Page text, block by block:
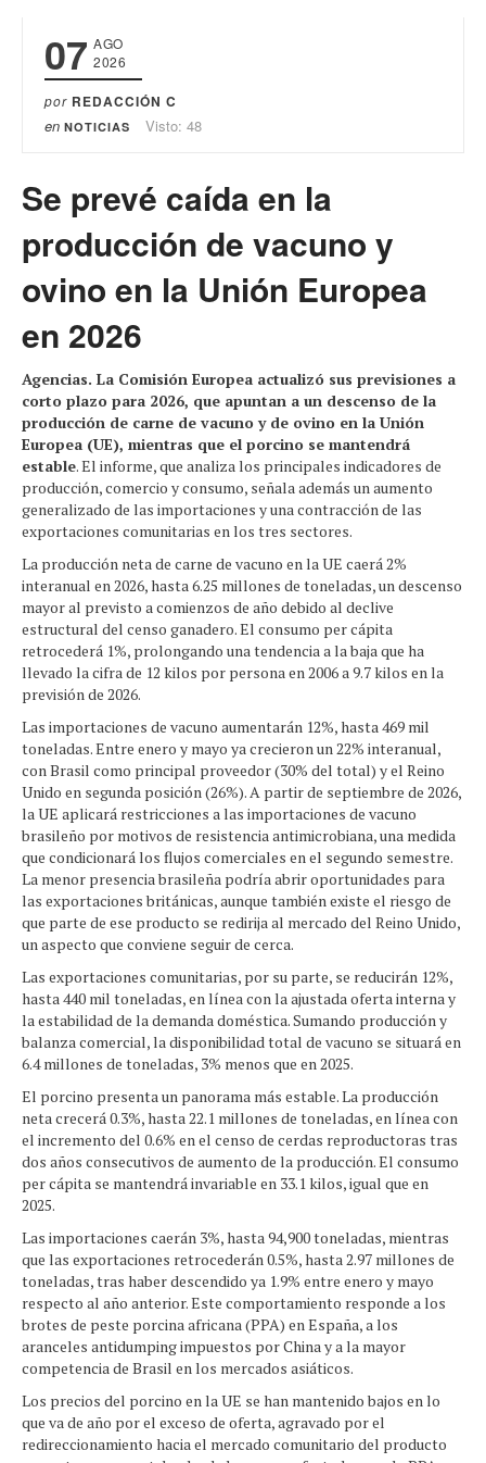
07 AGO
2026
por REDACCIÓN C
en NOTICIAS Visto: 48
Se prevé caída en la
producción de vacuno y
ovino en la Unión Europea
en 2026
Agencias. La Comisión Europea actualizó sus previsiones a
corto plazo para 2026, que apuntan a un descenso de la
producción de carne de vacuno y de ovino en la Unión
Europea (UE), mientras que el porcino se mantendrá
estable. El informe, que analiza los principales indicadores de
producción, comercio y consumo, señala además un aumento
generalizado de las importaciones y una contracción de las
exportaciones comunitarias en los tres sectores.
La producción neta de carne de vacuno en la UE caerá 2%
interanual en 2026, hasta 6.25 millones de toneladas, un descenso
mayor al previsto a comienzos de año debido al declive
estructural del censo ganadero. El consumo per cápita
retrocederá 1%, prolongando una tendencia a la baja que ha
llevado la cifra de 12 kilos por persona en 2006 a 9.7 kilos en la
previsión de 2026.
Las importaciones de vacuno aumentarán 12%, hasta 469 mil
toneladas. Entre enero y mayo ya crecieron un 22% interanual,
con Brasil como principal proveedor (30% del total) y el Reino
Unido en segunda posición (26%). A partir de septiembre de 2026,
la UE aplicará restricciones a las importaciones de vacuno
brasileño por motivos de resistencia antimicrobiana, una medida
que condicionará los flujos comerciales en el segundo semestre.
La menor presencia brasileña podría abrir oportunidades para
las exportaciones británicas, aunque también existe el riesgo de
que parte de ese producto se redirija al mercado del Reino Unido,
un aspecto que conviene seguir de cerca.
Las exportaciones comunitarias, por su parte, se reducirán 12%,
hasta 440 mil toneladas, en línea con la ajustada oferta interna y
la estabilidad de la demanda doméstica. Sumando producción y
balanza comercial, la disponibilidad total de vacuno se situará en
6.4 millones de toneladas, 3% menos que en 2025.
El porcino presenta un panorama más estable. La producción
neta crecerá 0.3%, hasta 22.1 millones de toneladas, en línea con
el incremento del 0.6% en el censo de cerdas reproductoras tras
dos años consecutivos de aumento de la producción. El consumo
per cápita se mantendrá invariable en 33.1 kilos, igual que en
2025.
Las importaciones caerán 3%, hasta 94,900 toneladas, mientras
que las exportaciones retrocederán 0.5%, hasta 2.97 millones de
toneladas, tras haber descendido ya 1.9% entre enero y mayo
respecto al año anterior. Este comportamiento responde a los
brotes de peste porcina africana (PPA) en España, a los
aranceles antidumping impuestos por China y a la mayor
competencia de Brasil en los mercados asiáticos.
Los precios del porcino en la UE se han mantenido bajos en lo
que va de año por el exceso de oferta, agravado por el
redireccionamiento hacia el mercado comunitario del producto